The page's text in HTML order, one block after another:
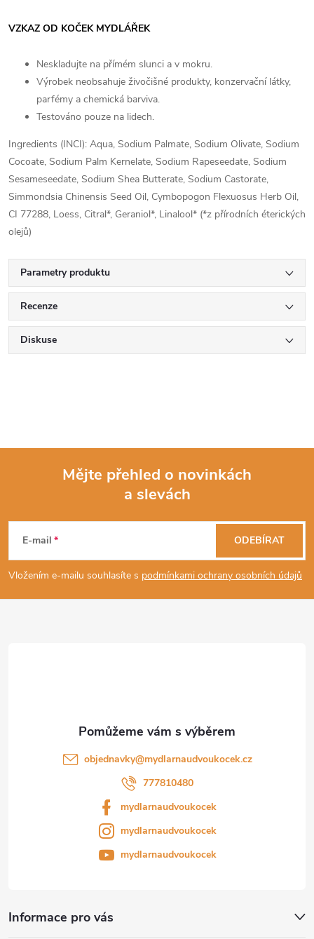
VZKAZ OD KOČEK MYDLÁŘEK
Neskladujte na přímém slunci a v mokru.
Výrobek neobsahuje živočišné produkty, konzervační látky,
parfémy a chemická barviva.
Testováno pouze na lidech.
Ingredients (INCI): Aqua, Sodium Palmate, Sodium Olivate, Sodium
Cocoate, Sodium Palm Kernelate, Sodium Rapeseedate, Sodium
Sesameseedate, Sodium Shea Butterate, Sodium Castorate,
Simmondsia Chinensis Seed Oil, Cymbopogon Flexuosus Herb Oil,
CI 77288, Loess, Citral*, Geraniol*, Linalool* (*z přírodních éterických
olejů)
Parametry produktu
Recenze
Diskuse
p
a
Mějte přehled o novinkách
a slevách
E-mail
Vložením e-mailu souhlasíte s podmínkami ochrany osobních údajů
ODEBÍRAT
objednavky@mydlarnaudvoukocek.cz
777810480
mydlarnaudvoukocek
mydlarnaudvoukocek
mydlarnaudvoukocek
Informace pro vás